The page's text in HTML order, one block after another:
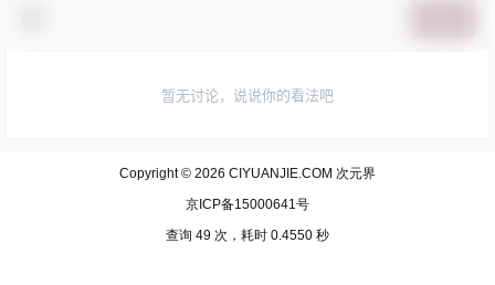
暂无讨论，说说你的看法吧
Copyright © 2026 CIYUANJIE.COM 次元界
京ICP备15000641号
查询 49 次，耗时 0.4550 秒